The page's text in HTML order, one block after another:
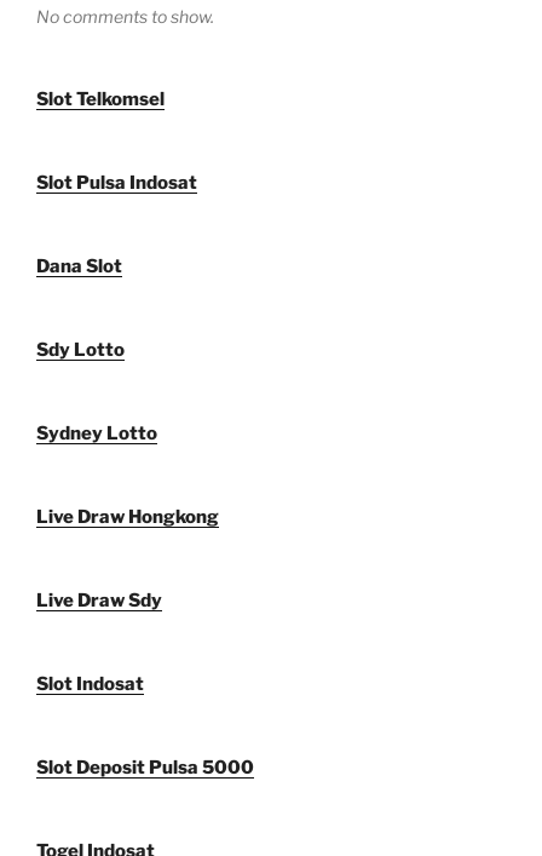
No comments to show.
Slot Telkomsel
Slot Pulsa Indosat
Dana Slot
Sdy Lotto
Sydney Lotto
Live Draw Hongkong
Live Draw Sdy
Slot Indosat
Slot Deposit Pulsa 5000
Togel Indosat